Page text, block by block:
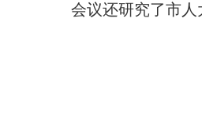
会议还研究了市